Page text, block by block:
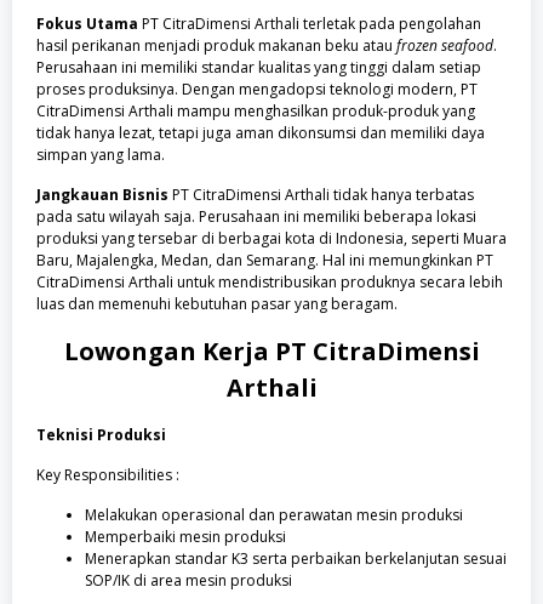
Fokus Utama PT CitraDimensi Arthali terletak pada pengolahan
hasil perikanan menjadi produk makanan beku atau frozen seafood.
Perusahaan ini memiliki standar kualitas yang tinggi dalam setiap
proses produksinya. Dengan mengadopsi teknologi modern, PT
CitraDimensi Arthali mampu menghasilkan produk-produk yang
tidak hanya lezat, tetapi juga aman dikonsumsi dan memiliki daya
simpan yang lama.
Jangkauan Bisnis PT CitraDimensi Arthali tidak hanya terbatas
pada satu wilayah saja. Perusahaan ini memiliki beberapa lokasi
produksi yang tersebar di berbagai kota di Indonesia, seperti Muara
Baru, Majalengka, Medan, dan Semarang. Hal ini memungkinkan PT
CitraDimensi Arthali untuk mendistribusikan produknya secara lebih
luas dan memenuhi kebutuhan pasar yang beragam.
Lowongan Kerja PT CitraDimensi
Arthali
Teknisi Produksi
Key Responsibilities :
Melakukan operasional dan perawatan mesin produksi
Memperbaiki mesin produksi
Menerapkan standar K3 serta perbaikan berkelanjutan sesuai
SOP/IK di area mesin produksi